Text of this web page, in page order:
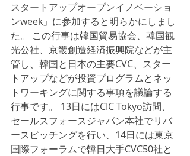
スタートアップオープンイノベーショ
ンweek」に参加すると明らかにしまし
た。 この行事は韓国貿易協会、韓国観
光公社、京畿創造経済振興院などが主
管し、韓国と日本の主要CVC、スター
トアップなどが投資プログラムとネッ
トワーキングに関する事項を議論する
行事です。 13日にはCIC Tokyo訪問、
セールスフォースジャパン本社でリバ
ースピッチングを行い、14日には東京
国際フォーラムで韓日大手CVC50社と